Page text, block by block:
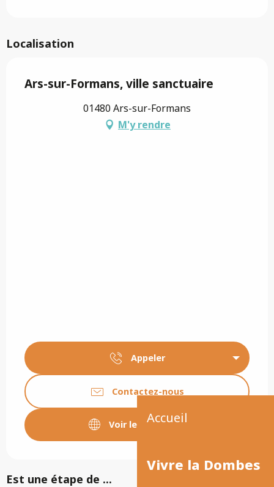
Accueil
Vivre la Dombes
Localisation
Ars-sur-Formans, ville sanctuaire
01480 Ars-sur-Formans
M'y rendre
Appeler
Contactez-nous
Voir les sites web
Est une étape de ...